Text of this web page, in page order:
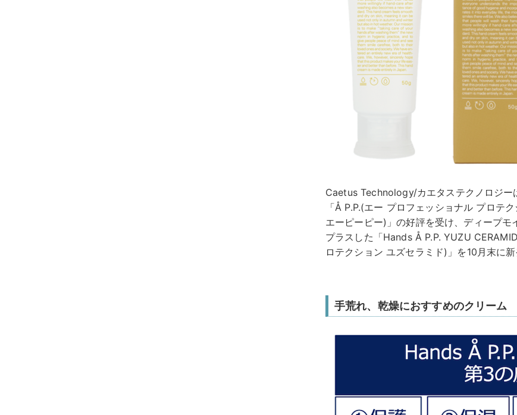
Caetus Technology/カエタステクノロジー
「Å P.P.(エー プロフェッショナル プロテ
エーピーピー)」の好評を受け、ディープ
プラスした「Hands Å P.P. YUZU
ロテクション ユズセラミド)」を10月末に新
⼿荒れ、乾燥におすすめのクリーム